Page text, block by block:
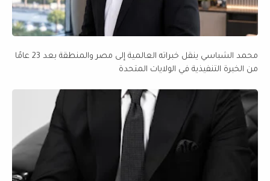
محمد الشباسي ينقل خبراته العالمية إلى مصر والمنطقة بعد 23 عامًا
من الخبرة التنفيذية في الولايات المتحدة